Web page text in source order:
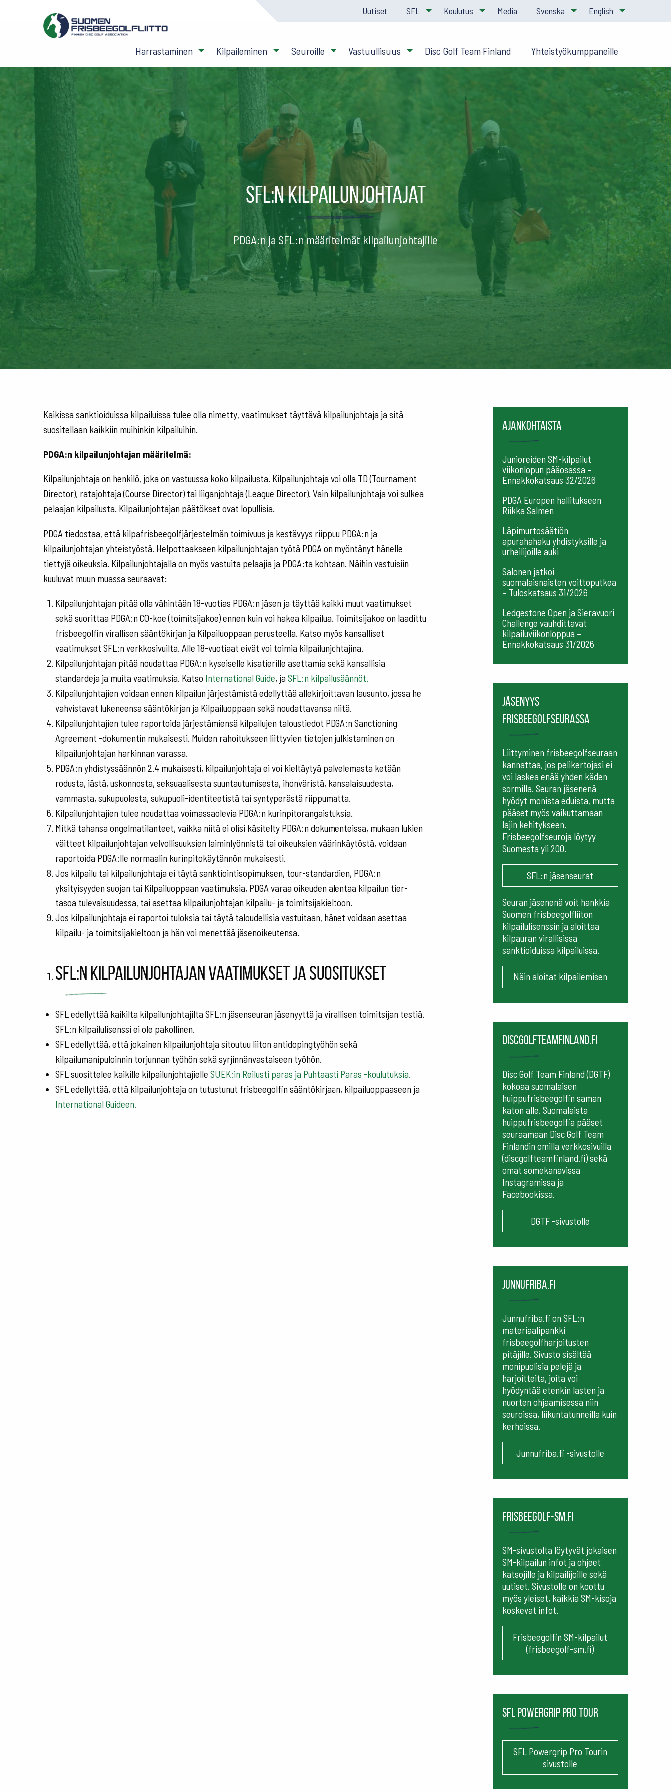
Uutiset SFL Koulutus Media Svenska English
Harrastaminen Kilpaileminen Seuroille Vastuullisuus Disc Golf Team Finland Yhteistyökumppaneille
SFL:n kilpailunjohtajat
PDGA:n ja SFL:n määritelmät kilpailunjohtajille
Kaikissa sanktioiduissa kilpailuissa tulee olla nimetty, vaatimukset täyttävä kilpailunjohtaja ja sitä
suositellaan kaikkiin muihinkin kilpailuihin.
PDGA:n kilpailunjohtajan määritelmä:
Kilpailunjohtaja on henkilö, joka on vastuussa koko kilpailusta. Kilpailunjohtaja voi olla TD (Tournament
Director), ratajohtaja (Course Director) tai liiganjohtaja (League Director). Vain kilpailunjohtaja voi sulkea
pelaajan kilpailusta. Kilpailunjohtajan päätökset ovat lopullisia.
PDGA tiedostaa, että kilpafrisbeegolfjärjestelmän toimivuus ja kestävyys riippuu PDGA:n ja
kilpailunjohtajan yhteistyöstä. Helpottaakseen kilpailunjohtajan työtä PDGA on myöntänyt hänelle
tiettyjä oikeuksia. Kilpailunjohtajalla on myös vastuita pelaajia ja PDGA:ta kohtaan. Näihin vastuisiin
kuuluvat muun muassa seuraavat:
Kilpailunjohtajan pitää olla vähintään 18-vuotias PDGA:n jäsen ja täyttää kaikki muut vaatimukset
sekä suorittaa PDGA:n CO-koe (toimitsijakoe) ennen kuin voi hakea kilpailua. Toimitsijakoe on laadittu
frisbeegolfin virallisen sääntökirjan ja Kilpailuoppaan perusteella. Katso myös kansalliset
vaatimukset SFL:n verkkosivuilta. Alle 18-vuotiaat eivät voi toimia kilpailunjohtajina.
Kilpailunjohtajan pitää noudattaa PDGA:n kyseiselle kisatierille asettamia sekä kansallisia
standardeja ja muita vaatimuksia. Katso International Guide, ja SFL:n kilpailusäännöt.
Kilpailunjohtajien voidaan ennen kilpailun järjestämistä edellyttää allekirjoittavan lausunto, jossa he
vahvistavat lukeneensa sääntökirjan ja Kilpailuoppaan sekä noudattavansa niitä.
Kilpailunjohtajien tulee raportoida järjestämiensä kilpailujen taloustiedot PDGA:n Sanctioning
Agreement -dokumentin mukaisesti. Muiden rahoitukseen liittyvien tietojen julkistaminen on
kilpailunjohtajan harkinnan varassa.
PDGA:n yhdistyssäännön 2.4 mukaisesti, kilpailunjohtaja ei voi kieltäytyä palvelemasta ketään
rodusta, iästä, uskonnosta, seksuaalisesta suuntautumisesta, ihonväristä, kansalaisuudesta,
vammasta, sukupuolesta, sukupuoli-identiteetistä tai syntyperästä riippumatta.
Kilpailunjohtajien tulee noudattaa voimassaolevia PDGA:n kurinpitorangaistuksia.
Mitkä tahansa ongelmatilanteet, vaikka niitä ei olisi käsitelty PDGA:n dokumenteissa, mukaan lukien
väitteet kilpailunjohtajan velvollisuuksien laiminlyönnistä tai oikeuksien väärinkäytöstä, voidaan
raportoida PDGA:lle normaalin kurinpitokäytännön mukaisesti.
Jos kilpailu tai kilpailunjohtaja ei täytä sanktiointisopimuksen, tour-standardien, PDGA:n
yksityisyyden suojan tai Kilpailuoppaan vaatimuksia, PDGA varaa oikeuden alentaa kilpailun tier-
tasoa tulevaisuudessa, tai asettaa kilpailunjohtajan kilpailu- ja toimitsijakieltoon.
Jos kilpailunjohtaja ei raportoi tuloksia tai täytä taloudellisia vastuitaan, hänet voidaan asettaa
kilpailu- ja toimitsijakieltoon ja hän voi menettää jäsenoikeutensa.
SFL:n kilpailunjohtajan vaatimukset ja suositukset
SFL edellyttää kaikilta kilpailunjohtajilta SFL:n jäsenseuran jäsenyyttä ja virallisen toimitsijan testiä.
SFL:n kilpailulisenssi ei ole pakollinen.
SFL edellyttää, että jokainen kilpailunjohtaja sitoutuu liiton antidopingtyöhön sekä
kilpailumanipuloinnin torjunnan työhön sekä syrjinnänvastaiseen työhön.
SFL suosittelee kaikille kilpailunjohtajielle SUEK:in Reilusti paras ja Puhtaasti Paras -koulutuksia.
SFL edellyttää, että kilpailunjohtaja on tutustunut frisbeegolfin sääntökirjaan, kilpailuoppaaseen ja
International Guideen.
Ajankohtaista
Junioreiden SM-kilpailut
viikonlopun pääosassa –
Ennakkokatsaus 32/2026
PDGA Europen hallitukseen
Riikka Salmen
Läpimurtosäätiön
apurahahaku yhdistyksille ja
urheilijoille auki
Salonen jatkoi
suomalaisnaisten voittoputkea
– Tuloskatsaus 31/2026
Ledgestone Open ja Sieravuori
Challenge vauhdittavat
kilpailuviikonloppua –
Ennakkokatsaus 31/2026
Jäsenyys
frisbeegolfseurassa
Liittyminen frisbeegolfseuraan
kannattaa, jos pelikertojasi ei
voi laskea enää yhden käden
sormilla. Seuran jäsenenä
hyödyt monista eduista, mutta
pääset myös vaikuttamaan
lajin kehitykseen.
Frisbeegolfseuroja löytyy
Suomesta yli 200.
SFL:n jäsenseurat
Seuran jäsenenä voit hankkia
Suomen frisbeegolfliiton
kilpailulisenssin ja aloittaa
kilpauran virallisissa
sanktioiduissa kilpailuissa.
Näin aloitat kilpailemisen
Discgolfteamfinland.fi
Disc Golf Team Finland (DGTF)
kokoaa suomalaisen
huippufrisbeegolfin saman
katon alle. Suomalaista
huippufrisbeegolfia pääset
seuraamaan Disc Golf Team
Finlandin omilla verkkosivuilla
(discgolfteamfinland.fi) sekä
omat somekanavissa
Instagramissa ja
Facebookissa.
DGTF -sivustolle
Junnufriba.fi
Junnufriba.fi on SFL:n
materiaalipankki
frisbeegolfharjoitusten
pitäjille. Sivusto sisältää
monipuolisia pelejä ja
harjoitteita, joita voi
hyödyntää etenkin lasten ja
nuorten ohjaamisessa niin
seuroissa, liikuntatunneilla kuin
kerhoissa.
Junnufriba.fi -sivustolle
frisbeegolf-sm.fi
SM-sivustolta löytyvät jokaisen
SM-kilpailun infot ja ohjeet
katsojille ja kilpailijoille sekä
uutiset. Sivustolle on koottu
myös yleiset, kaikkia SM-kisoja
koskevat infot.
Frisbeegolfin SM-kilpailut
(frisbeegolf-sm.fi)
SFL Powergrip Pro Tour
SFL Powergrip Pro Tourin
sivustolle